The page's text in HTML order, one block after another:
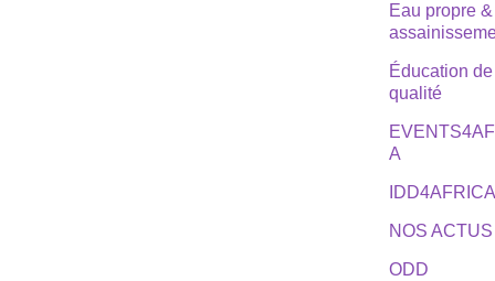
Eau propre &
Éducation de
qualité
A
NOS ACTUS
ODD